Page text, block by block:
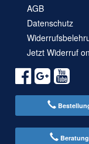
AGB
Datenschutz
Jetzt Widerruf